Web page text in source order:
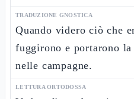
TRADUZIONE GNOSTICA
Quando videro ciò che
fuggirono e portarono
nelle campagne.
LETTURA ORTODOSSA